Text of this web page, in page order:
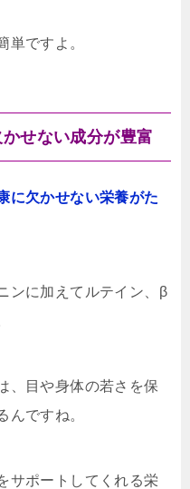
単ですよ。
せない成分が豊富
に欠かせない栄養がた
ンに加えてルテイン、β
、目や身体の若さを保
んですね。
サポートしてくれる栄